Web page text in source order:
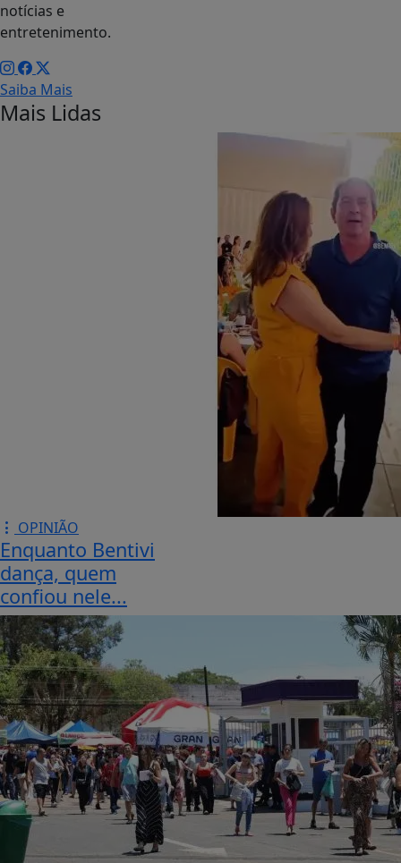
notícias e
entretenimento.
Saiba Mais
Mais Lidas
OPINIÃO
Enquanto Bentivi
dança, quem
confiou nele...